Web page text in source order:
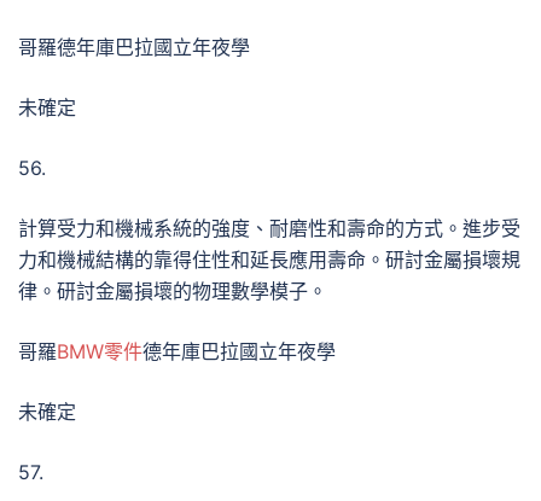
哥羅德年庫巴拉國立年夜學
未確定
56.
計算受力和機械系統的強度、耐磨性和壽命的方式。進步受
力和機械結構的靠得住性和延長應用壽命。研討金屬損壞規
律。研討金屬損壞的物理數學模子。
哥羅BMW零件德年庫巴拉國立年夜學
未確定
57.